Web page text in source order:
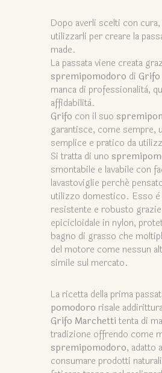
Dopo averli scelti con
utilizzarli per creare la
made.
La passata viene creata
spremipomodoro di Grifo
manca di professionalità,
affidabilità.
Grifo con il suo
garantisce, come sempre,
semplice e pratico da
Si tratta di uno
smontabile e lavabile con
lavastoviglie perché
utilizzo domestico. Esso è
resistente e robusto
epicicloidale in nylon,
bagno di grasso che
del motore come nessun
simile sul mercato.
La ricetta della prima
pomodoro risale
Grifo Marchetti tenta di
tradizione offrendo come
spremipomodoro, adatto
consumare prodotti